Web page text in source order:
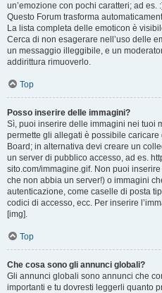
un’emozione con pochi caratteri; ad es.
Questo Forum trasforma
La lista completa delle emoticon è
Cerca di non esagerare nell’uso delle
un messaggio illeggibile, e un
addirittura rimuoverlo.
Top
Posso inserire delle immagini?
Sì, puoi inserire delle immagini nei tuoi
permette gli allegati è possibile
Board; in alternativa devi creare un
un server di pubblico accesso, ad es.
sito.com/immagine.gif. Non puoi
che non abbia un server!) o immagini
autenticazione, come caselle di posta
codici di accesso, ecc. Per inserire
[img].
Top
Che cosa sono gli annunci globali?
Gli annunci globali sono annunci che
importanti e tu dovresti leggerli quanto